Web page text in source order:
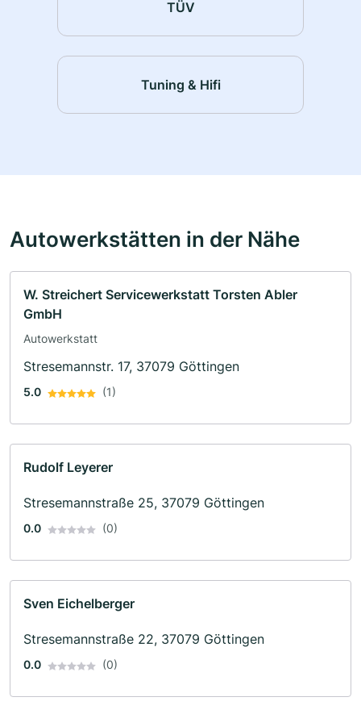
TÜV
Tuning & Hifi
Autowerkstätten in der Nähe
W. Streichert Servicewerkstatt Torsten Abler
GmbH
Autowerkstatt
Stresemannstr. 17, 37079 Göttingen
5.0 (1)
Rudolf Leyerer
Stresemannstraße 25, 37079 Göttingen
0.0 (0)
Sven Eichelberger
Stresemannstraße 22, 37079 Göttingen
0.0 (0)